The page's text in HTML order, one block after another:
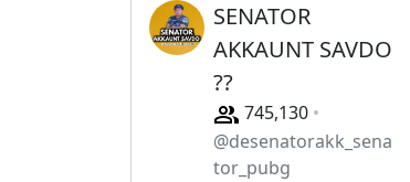
SENATOR
AKKAUNT SAVDO
??
745,130
@desenatorakk_sena
tor_pubg